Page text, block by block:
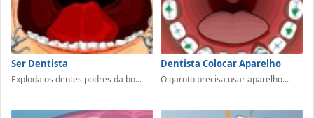
Ser Dentista
Exploda os dentes podres da bo...
Dentista Colocar Aparelho
O garoto precisa usar aparelho...